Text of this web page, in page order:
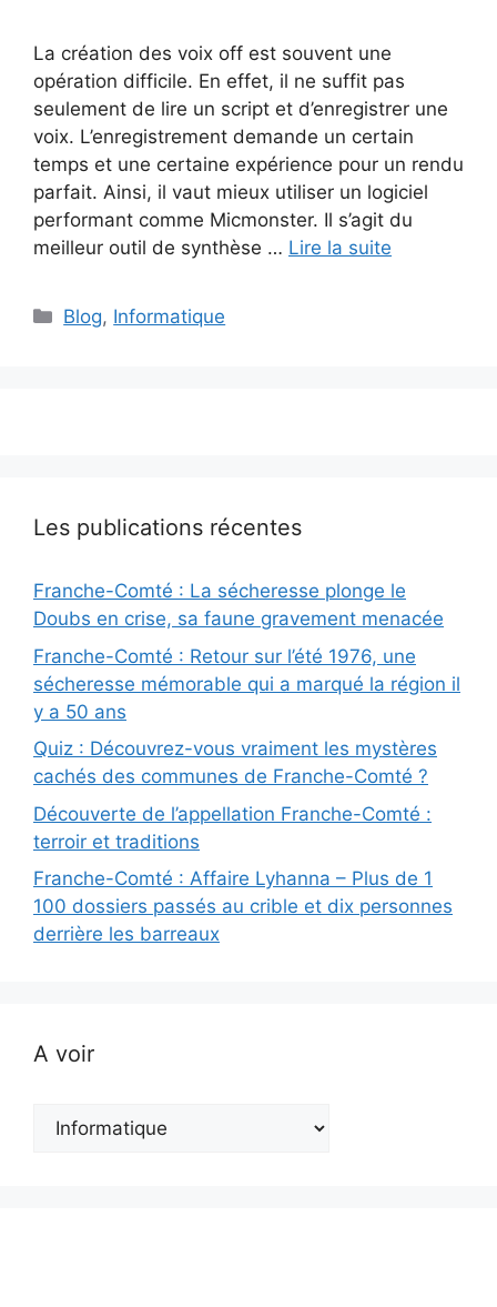
La création des voix off est souvent une
opération difficile. En effet, il ne suffit pas
seulement de lire un script et d’enregistrer une
voix. L’enregistrement demande un certain
temps et une certaine expérience pour un rendu
parfait. Ainsi, il vaut mieux utiliser un logiciel
performant comme Micmonster. Il s’agit du
meilleur outil de synthèse … Lire la suite
Catégories
Blog, Informatique
Les publications récentes
Franche-Comté : La sécheresse plonge le
Doubs en crise, sa faune gravement menacée
Franche-Comté : Retour sur l’été 1976, une
sécheresse mémorable qui a marqué la région il
y a 50 ans
Quiz : Découvrez-vous vraiment les mystères
cachés des communes de Franche-Comté ?
Découverte de l’appellation Franche-Comté :
terroir et traditions
Franche-Comté : Affaire Lyhanna – Plus de 1
100 dossiers passés au crible et dix personnes
derrière les barreaux
A voir